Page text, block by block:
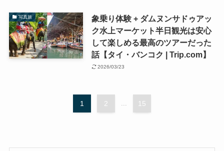
写真旅
象乗り体験 + ダムヌンサドゥアッ
ク水上マーケット半日観光は安心
して楽しめる最高のツアーだった
話【タイ・バンコク | Trip.com】
2026/03/23
1 2 15